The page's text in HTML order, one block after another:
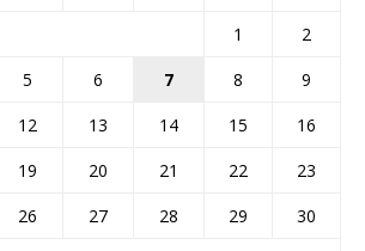
1
2
5 6 7 8
9
12 13 14 15
16
19 20 21 22
23
26 27 28 29
30